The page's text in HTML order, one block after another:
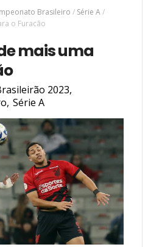
Brasileiro / Série A/
o Furacão
mais uma
2023,
, Série A